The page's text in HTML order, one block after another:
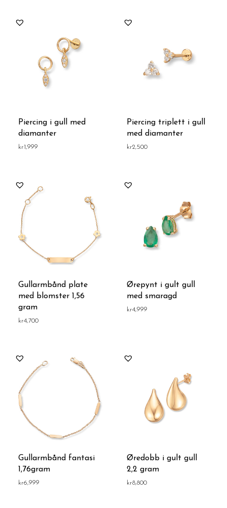
Piercing i gull med
diamanter
kr1,999
Piercing triplett i gull
med diamanter
kr2,500
Gullarmbånd plate
med blomster 1,56
gram
kr4,700
Ørepynt i gult gull
med smaragd
kr4,999
Gullarmbånd fantasi
1,76gram
kr6,999
Øredobb i gult gull
2,2 gram
kr8,800